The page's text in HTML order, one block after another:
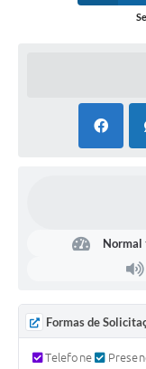
Notificações de
Notificações Ambientais
Notificações Obras e
Conselho Municipal
Meio Ambiente-
Formas de
Telefone